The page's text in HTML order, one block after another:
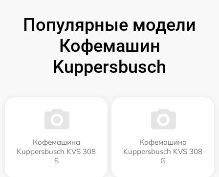
Популярные модели
Кофемашин
Kuppersbusch
Кофемашина
Kuppersbusch KVS 308
S
Кофемашина
Kuppersbusch KVS 308
G